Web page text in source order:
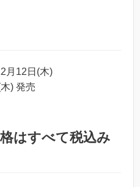
月12日(木)
) 発売
はすべて税込み